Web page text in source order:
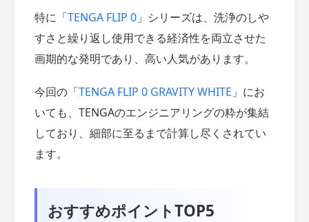
特に「TENGA FLIP 0 」シリーズは、洗浄のしや
すさと繰り返し使用できる経済性を両立させた
画期的な発明であり、高い人気があります。
今回の「TENGA FLIP 0 GRAVITY WHITE 」にお
いても、TENGAのエンジニアリングの粋が集結
しており、細部に至るまで計算し尽くされてい
ます。
おすすめポイントTOP5